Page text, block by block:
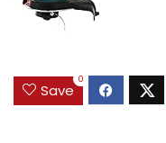
Save
0